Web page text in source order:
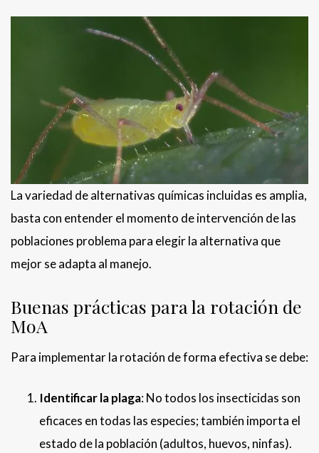
La variedad de alternativas químicas incluidas es amplia,
basta con entender el momento de intervención de las
poblaciones problema para elegir la alternativa que
mejor se adapta al manejo.
Buenas prácticas para la rotación de
MoA
Para implementar la rotación de forma efectiva se debe:
Identificar la plaga: No todos los insecticidas son
eficaces en todas las especies; también importa el
estado de la población (adultos, huevos, ninfas).